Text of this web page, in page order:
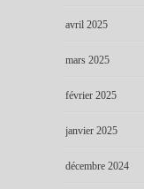
avril 2025
mars 2025
février 2025
janvier 2025
décembre 2024